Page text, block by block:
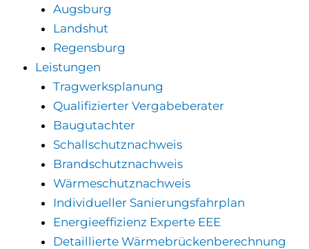
Augsburg
Landshut
Regensburg
Leistungen
Tragwerksplanung
Qualifizierter Vergabeberater
Baugutachter
Schallschutznachweis
Brandschutznachweis
Wärmeschutznachweis
Individueller Sanierungsfahrplan
Energieeffizienz Experte EEE
Detaillierte Wärmebrückenberechnung